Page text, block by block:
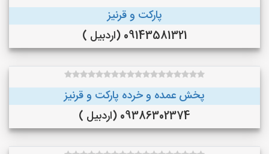
پارکت و قرنیز
09143581321 (اردبیل )
پخش عمده و خرده پارکت و قرنیز
09386302374 (اردبیل )